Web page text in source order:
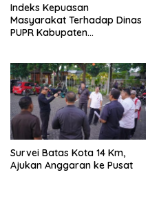
Indeks Kepuasan
Masyarakat Terhadap Dinas
PUPR Kabupaten
Survei Batas Kota 14 Km,
Ajukan Anggaran ke Pusat